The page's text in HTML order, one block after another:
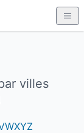
villes
WXYZ